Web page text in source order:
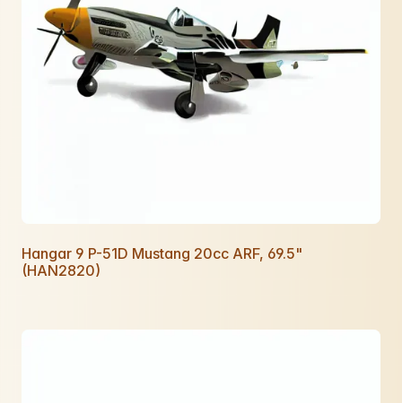
Hangar 9 P-51D Mustang 20cc ARF, 69.5"
(HAN2820)